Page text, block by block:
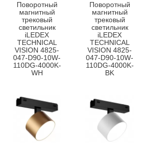
Поворотный
магнитный
трековый
светильник
iLEDEX
TECHNICAL
VISION 4825-
047-D90-10W-
110DG-4000K-
WH
Поворотный
магнитный
трековый
светильник
iLEDEX
TECHNICAL
VISION 4825-
047-D90-10W-
110DG-4000K-
BK